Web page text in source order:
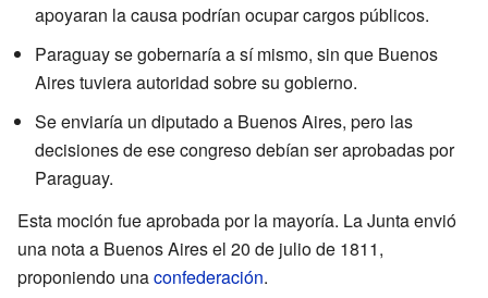
apoyaran la causa podrían ocupar cargos públicos.
Paraguay se gobernaría a sí mismo, sin que Buenos
Aires tuviera autoridad sobre su gobierno.
Se enviaría un diputado a Buenos Aires, pero las
decisiones de ese congreso debían ser aprobadas por
Paraguay.
Esta moción fue aprobada por la mayoría. La Junta envió
una nota a Buenos Aires el 20 de julio de 1811,
proponiendo unaconfederación.